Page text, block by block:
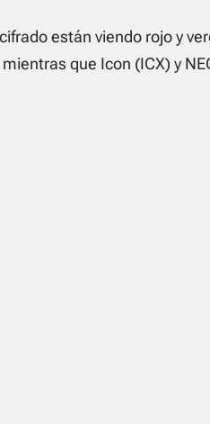
están viendo rojo y
que Icon (ICX) y